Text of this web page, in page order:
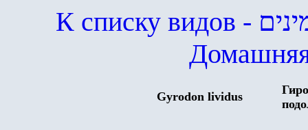
К списку видов
Gyrodon lividus